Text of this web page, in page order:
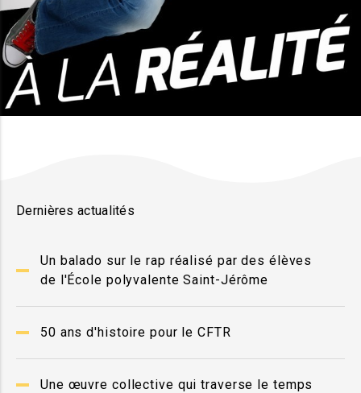
Dernières actualités
Un balado sur le rap réalisé par des élèves
de l'École polyvalente Saint-Jérôme
50 ans d'histoire pour le CFTR
Une œuvre collective qui traverse le temps